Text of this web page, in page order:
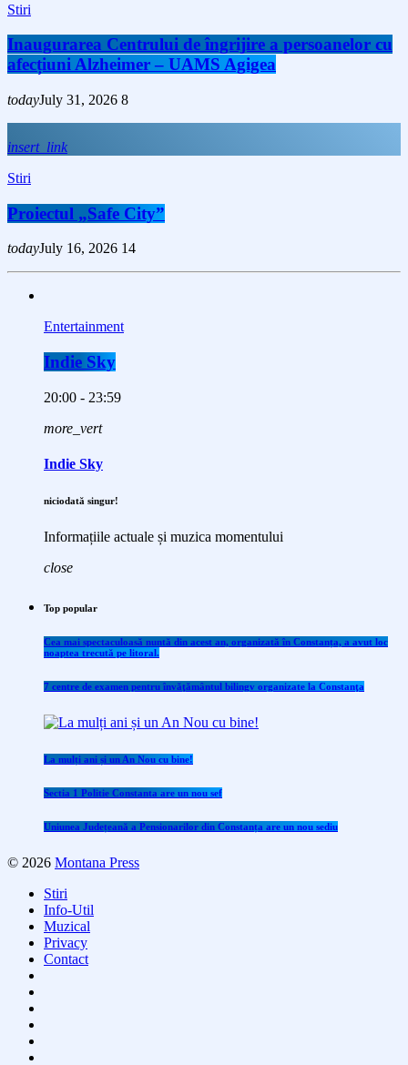
Stiri
Inaugurarea Centrului de îngrijire a persoanelor cu
afecțiuni Alzheimer – UAMS Agigea
todayJuly 31, 2026 8
insert_link
Stiri
Proiectul „Safe City”
todayJuly 16, 2026 14
Entertainment
Indie Sky
20:00 - 23:59
more_vert
Indie Sky
niciodată singur!
Informațiile actuale și muzica momentului
close
Top popular
Cea mai spectaculoasă nuntă din acest an, organizată în Constanța, a avut loc
noaptea trecută pe litoral.
7 centre de examen pentru învăţământul bilingv organizate la Constanţa
La mulți ani și un An Nou cu bine!
Sectia 1 Politie Constanta are un nou sef
Uniunea Județeană a Pensionarilor din Constanța are un nou sediu
© 2026 Montana Press
Stiri
Info-Util
Muzical
Privacy
Contact